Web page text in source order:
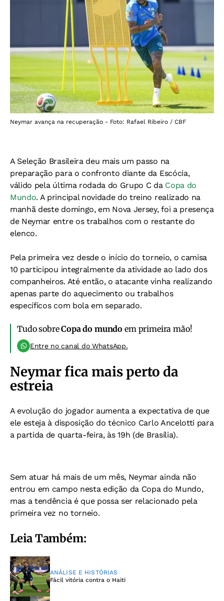
Neymar avança na recuperação - Foto: Rafael Ribeiro / CBF
A Seleção Brasileira deu mais um passo na
preparação para o confronto diante da Escócia,
válido pela última rodada do Grupo C da Copa do
Mundo. A principal novidade do treino realizado na
manhã deste domingo, em Nova Jersey, foi a presença
de Neymar entre os trabalhos com o restante do
elenco.
Pela primeira vez desde o início do torneio, o camisa
10 participou integralmente da atividade ao lado dos
companheiros. Até então, o atacante vinha realizando
apenas parte do aquecimento ou trabalhos
específicos com bola em separado.
Tudo sobreCopa do mundo em primeira mão!
Entre no canal do WhatsApp.
Neymar fica mais perto da
estreia
A evolução do jogador aumenta a expectativa de que
ele esteja à disposição do técnico Carlo Ancelotti para
a partida de quarta-feira, às 19h (de Brasília).
Sem atuar há mais de um mês, Neymar ainda não
entrou em campo nesta edição da Copa do Mundo,
mas a tendência é que possa ser relacionado pela
primeira vez no torneio.
Leia Também:
ANÁLISE E HISTÓRIAS
Fácil vitória contra o Haiti